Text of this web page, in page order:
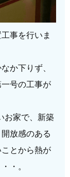
事を行いま
か下りず、
号の工事が
お家で、新築
放感のある
とから熱が
・。